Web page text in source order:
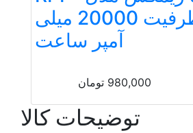
166 ظرفیت 20000 میلی
آمپر ساعت
980,000 تومان
توضیحات کالا